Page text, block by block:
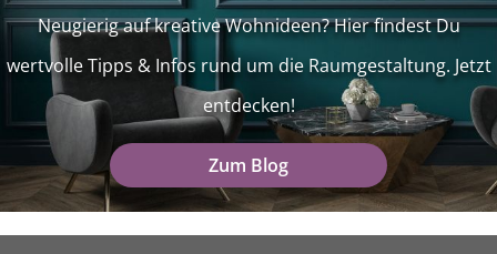
Neugierig auf kreative Wohnideen? Hier findest Du
wertvolle Tipps & Infos rund um die Raumgestaltung. Jetzt
entdecken!
Zum Blog